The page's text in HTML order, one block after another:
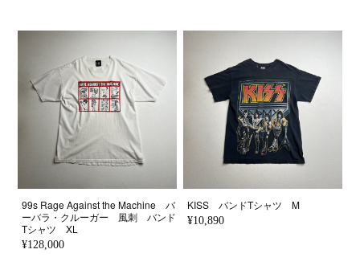
99s Rage Against the Machine バ
ーバラ・クルーガー 風刺 バンド
Tシャツ XL
¥128,000
KISS バンドTシャツ M
¥10,890